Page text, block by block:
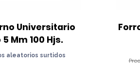
Universitario
5 Mm 100 Hjs.
aleatorios surtidos